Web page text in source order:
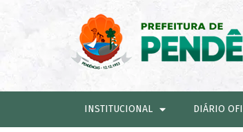
INSTITUCIONAL DIÁRIO